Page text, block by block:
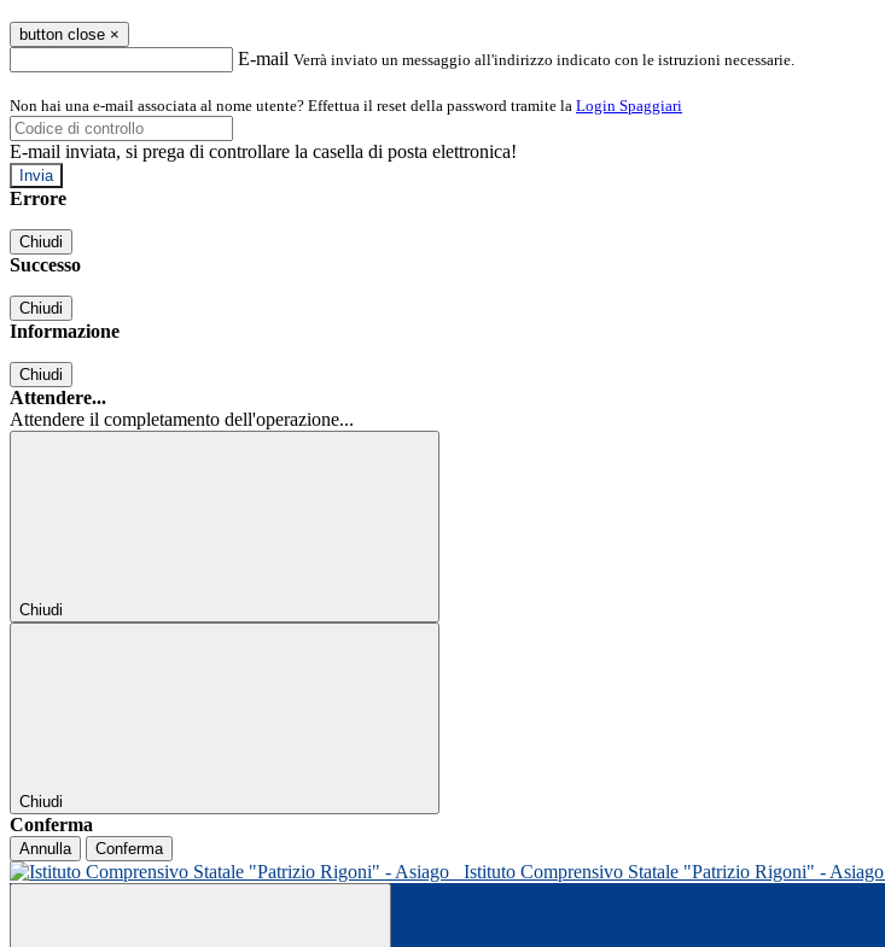
button close ×
E-mail Verrà inviato un messaggio all'indirizzo indicato con le istruzioni necessarie.
Non hai una e-mail associata al nome utente? Effettua il reset della password tramite la Login Spaggiari
E-mail inviata, si prega di controllare la casella di posta elettronica!
Errore
Chiudi
Successo
Chiudi
Informazione
Chiudi
Attendere...
Attendere il completamento dell'operazione...
Chiudi
Chiudi
Conferma
Annulla Conferma
Istituto Comprensivo Statale "Patrizio Rigoni" - Asiago